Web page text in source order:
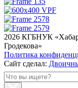
2026 КГБНУК
Гродекова»
Политика
Сайт сделал: